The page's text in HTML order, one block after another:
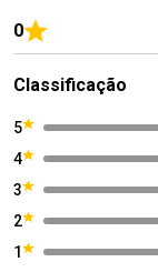
0
Classificação
5
4
3
2
1